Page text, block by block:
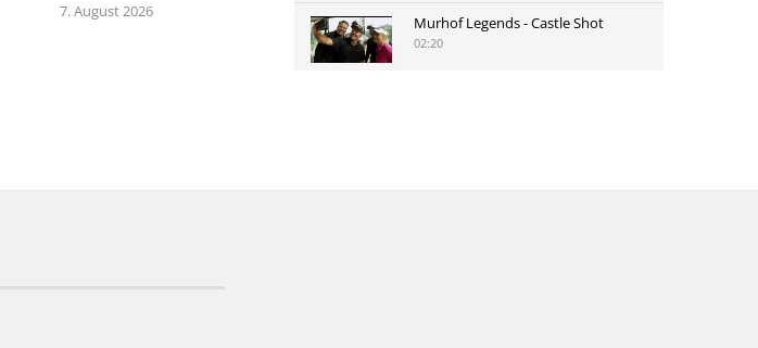
7. August 2026
Murhof Legends - Castle Shot
02:20